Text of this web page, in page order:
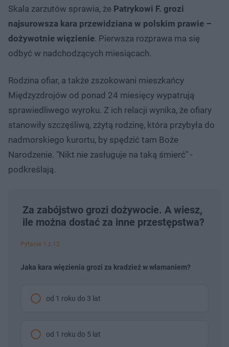
Skala zarzutów sprawia, że Patrykowi F. grozi
najsurowsza kara przewidziana w polskim prawie –
dożywotnie więzienie. Pierwsza rozprawa ma się
odbyć w nadchodzących miesiącach.
Rodzina ofiar, a także zszokowani mieszkańcy
Międzyzdrojów od ponad 24 miesięcy wypatrują
sprawiedliwego wyroku. Z ich relacji wynika, że ofiary
stanowiły szczęśliwą, zżytą rodzinę, która przybyła do
nadmorskiego kurortu, by spędzić tam Boże
Narodzenie. "Nikt nie zasługuje na taką śmierć" -
podkreślają.
Za zabójstwo grozi dożywocie. A wiesz,
ile można dostać za inne przestępstwa?
Pytanie 1 z 12
Jaka kara więzienia grozi za kradzież w włamaniem?
od 1 roku do 3 lat
od 1 roku do 5 lat